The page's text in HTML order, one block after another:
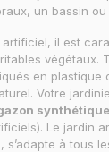
un bassin
il est
végétaux.
en plastique
Votre
synthétique
Le jardin
à tous